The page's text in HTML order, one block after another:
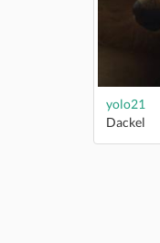
yolo21
Dackel